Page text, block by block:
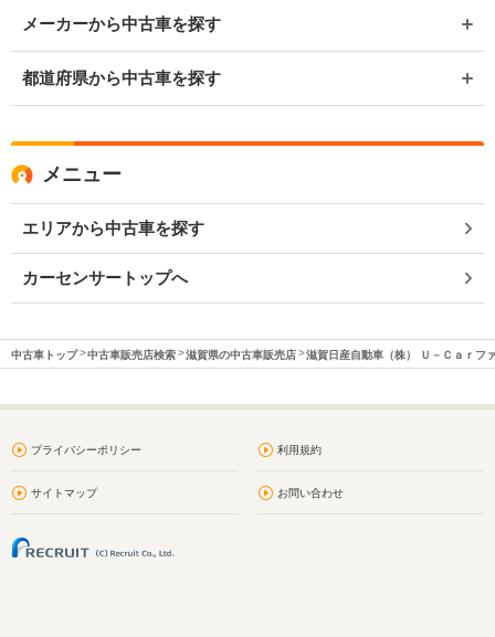
メーカーから中古車を探す
都道府県から中古車を探す
メニュー
エリアから中古車を探す
カーセンサートップへ
中古車トップ 中古車販売店検索 滋賀県の中古車販売店 滋賀日産自動車（株） Ｕ－Ｃａｒフ
プライバシーポリシー 利用規約
サイトマップ お問い合わせ